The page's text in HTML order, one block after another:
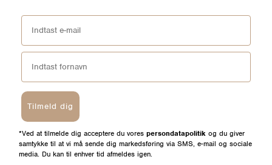
Tilmeld dig
*Ved at tilmelde dig acceptere du vores persondatapolitik og du giver
samtykke til at vi må sende dig markedsføring via SMS, e-mail og sociale
media. Du kan til enhver tid afmeldes igen.